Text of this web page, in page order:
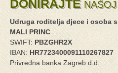
DONIRAJTE
Udruga roditelja djece i osoba
MALI PRINC
SWIFT: PBZGHR2X
IBAN: HR7723400091110267827
Privredna banka Zagreb d.d.